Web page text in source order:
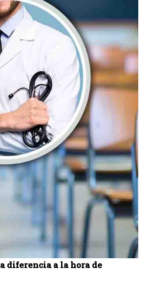
diferencia a la hora de